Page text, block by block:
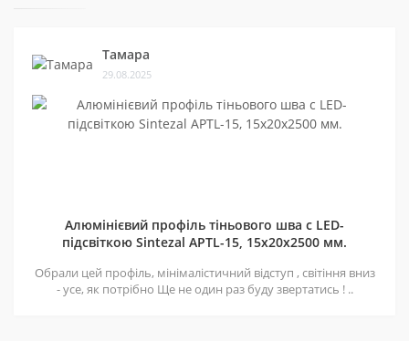
Тамара
29.08.2025
Алюмінієвий профіль тіньового шва c LED-
підсвіткою Sintezal APTL-15, 15х20х2500 мм.
Обрали цей профіль, мінімалістичний відступ , світіння вниз
- усе, як потрібно Ще не один раз буду звертатись ! ..